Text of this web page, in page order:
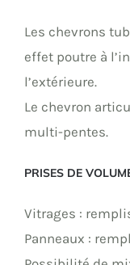
Les chevrons
effet poutre à
l’extérieure.
Le chevron
multi-pentes.
PRISES DE
Vitrages :
Panneaux :